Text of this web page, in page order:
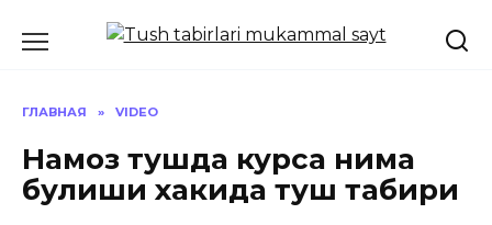
ГЛАВНАЯ » VIDEO
Намоз тушда курса нима
булиши хакида туш табири